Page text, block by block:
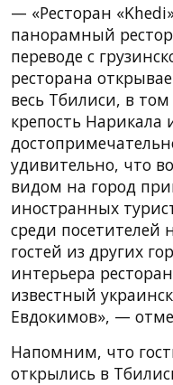
— «Ресторан
панорамный
переводе с
ресторана
весь Тбилиси, в
крепость Нарикала
удивительно, что
видом на город
иностранных
среди посетителей
гостей из других
интерьера
известный
Евдокимов», —
Напомним, что
открылись в